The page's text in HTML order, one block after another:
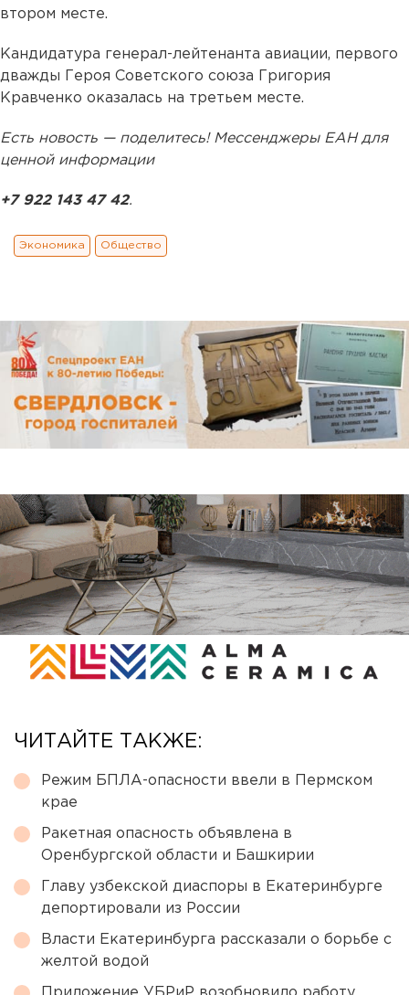
втором месте.
Кандидатура генерал-лейтенанта авиации, первого
дважды Героя Советского союза Григория
Кравченко оказалась на третьем месте.
Есть новость — поделитесь! Мессенджеры ЕАН для
ценной информации
+7 922 143 47 42.
Экономика Общество
ЧИТАЙТЕ ТАКЖЕ:
Режим БПЛА-опасности ввели в Пермском
крае
Ракетная опасность объявлена в
Оренбургской области и Башкирии
Главу узбекской диаспоры в Екатеринбурге
депортировали из России
Власти Екатеринбурга рассказали о борьбе с
желтой водой